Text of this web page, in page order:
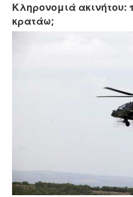
Κληρονομιά ακινήτου:
κρατάω;